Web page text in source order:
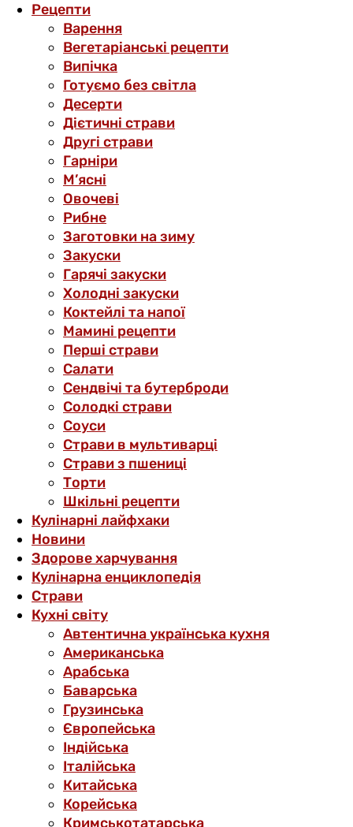
Рецепти
Варення
Вегетаріанські рецепти
Випічка
Готуємо без світла
Десерти
Дієтичні страви
Другі страви
Гарніри
М’ясні
Овочеві
Рибне
Заготовки на зиму
Закуски
Гарячі закуски
Холодні закуски
Коктейлі та напої
Мамині рецепти
Перші страви
Салати
Сендвічі та бутерброди
Солодкі страви
Соуси
Страви в мультиварці
Страви з пшениці
Торти
Шкільні рецепти
Кулінарні лайфхаки
Новини
Здорове харчування
Кулінарна енциклопедія
Страви
Кухні світу
Автентична українська кухня
Американська
Арабська
Баварська
Грузинська
Європейська
Індійська
Італійська
Китайська
Корейська
Кримськотатарська